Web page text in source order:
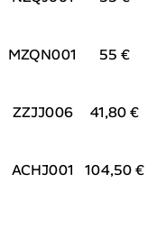
MZQN001 55 €
ZZJJ006 41,80 €
ACHJ001 104,50 €